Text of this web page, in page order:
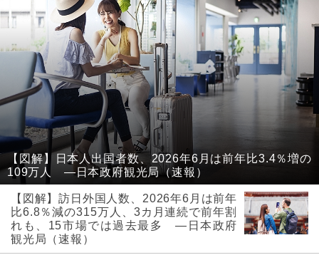
【図解】日本人出国者数、2026年6月は前年比3.4％増の
109万人 ―日本政府観光局（速報）
【図解】訪日外国人数、2026年6月は前年
比6.8％減の315万人、3カ月連続で前年割
れも、15市場では過去最多 ―日本政府
観光局（速報）